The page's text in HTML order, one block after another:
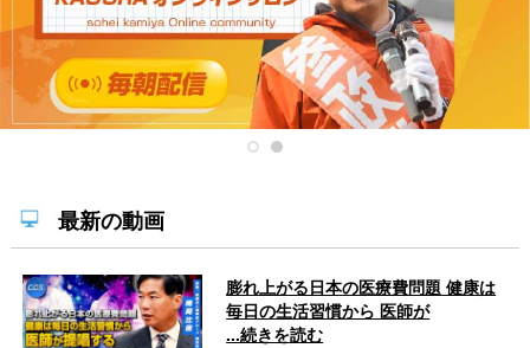
記事を読む
セミナーに参加
研修・ツアーに参加
最新の動画
膨れ上がる日本の医療費問題 健康は
毎日の生活習慣から 医師が
...続きを読む